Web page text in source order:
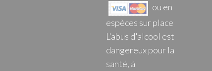
ou en
espèces sur place
L'abus d'alcool est
dangereux pour la
santé, à